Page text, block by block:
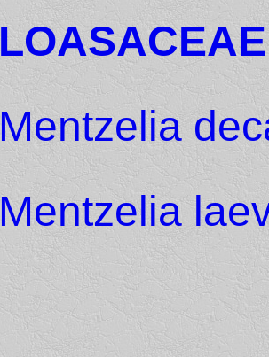
LOASACEAE
Mentzelia
Mentzelia